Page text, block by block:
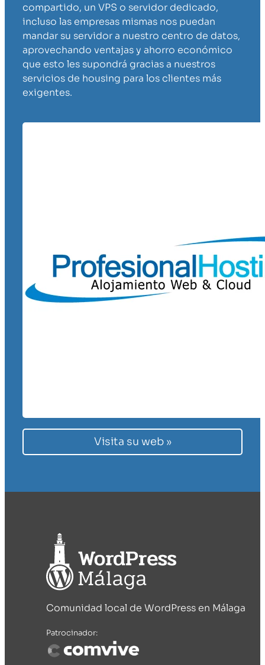
compartido, un VPS o servidor dedicado,
incluso las empresas mismas nos puedan
mandar su servidor a nuestro centro de datos,
aprovechando ventajas y ahorro económico
que esto les supondrá gracias a nuestros
servicios de housing para los clientes más
exigentes.
Visita su web »
Comunidad local de WordPress en Málaga
Patrocinador: